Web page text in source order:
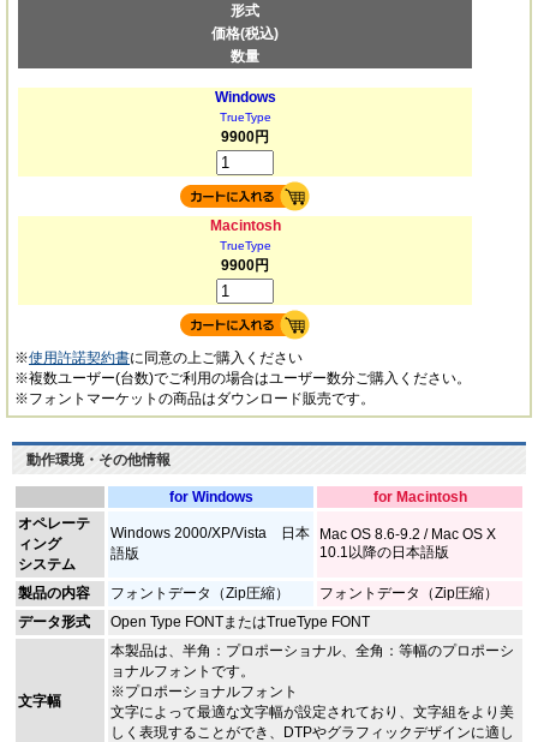
形式
価格(税込)
数量
Windows
TrueType
9900円
Macintosh
TrueType
9900円
※使用許諾契約書に同意の上ご購入ください
※複数ユーザー(台数)でご利用の場合はユーザー数分ご購入ください。
※フォントマーケットの商品はダウンロード販売です。
動作環境・その他情報
for Windows
for Macintosh
オペレーテ
ィング
システム
Windows 2000/XP/Vista 日本
語版
Mac OS 8.6-9.2 / Mac OS X
10.1以降の日本語版
製品の内容 フォントデータ（Zip圧縮）
フォントデータ（Zip圧縮）
データ形式
Open Type FONTまたはTrueType FONT
文字幅
本製品は、半角：プロポーショナル、全角：等幅のプロポーシ
ョナルフォントです。
※プロポーショナルフォント
文字によって最適な文字幅が設定されており、文字組をより美
しく表現することができ、DTPやグラフィックデザインに適し